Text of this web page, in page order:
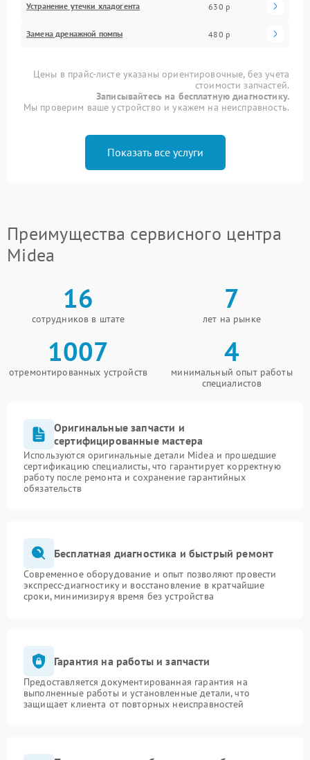
Устранение утечки хладогента 630 р
Замена дренажной помпы 480 р
Цены в прайс-листе указаны ориентировочные, без учета
стоимости запчастей.
Записывайтесь на бесплатную диагностику.
Мы проверим ваше устройство и укажем на неисправность.
Показать все услуги
Преимущества сервисного центра
Midea
16
сотрудников в штате
7
лет на рынке
1007
отремонтированных устройств
4
минимальный опыт работы
специалистов
Оригинальные запчасти и
сертифицированные мастера
Используются оригинальные детали Midea и прошедшие
сертификацию специалисты, что гарантирует корректную
работу после ремонта и сохранение гарантийных
обязательств
Бесплатная диагностика и быстрый ремонт
Современное оборудование и опыт позволяют провести
экспресс-диагностику и восстановление в кратчайшие
сроки, минимизируя время без устройства
Гарантия на работы и запчасти
Предоставляется документированная гарантия на
выполненные работы и установленные детали, что
защищает клиента от повторных неисправностей